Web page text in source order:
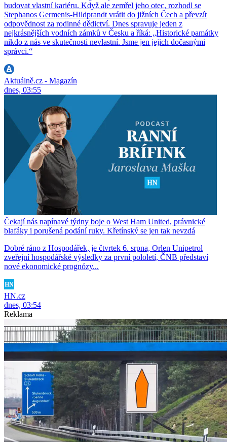
budovat vlastní kariéru. Když ale zemřel jeho otec, rozhodl se
Stephanos Germenis-Hildprandt vrátit do jižních Čech a převzít
odpovědnost za rodinné dědictví. Dnes spravuje jeden z
nejkrásnějších vodních zámků v Česku a říká: „Historické památky
nikdo z nás ve skutečnosti nevlastní. Jsme jen jejich dočasnými
správci.“
Aktuálně.cz - Magazín
dnes, 03:55
Čekají nás napínavé týdny boje o West Ham United, právnické
blafáky i porušená podání ruky. Křetínský se jen tak nevzdá
Dobré ráno z Hospodářek, je čtvrtek 6. srpna, Orlen Unipetrol
zveřejní hospodářské výsledky za první pololetí, ČNB představí
nové ekonomické prognózy...
HN.cz
dnes, 03:54
Reklama